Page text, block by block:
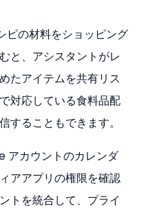
ピの材料をショッピング
と、アシスタントがレ
たアイテムを共有リス
対応している食料品配
することもできます。
アカウントのカレンダ
アアプリの権限を確認
トを統合して、プライ